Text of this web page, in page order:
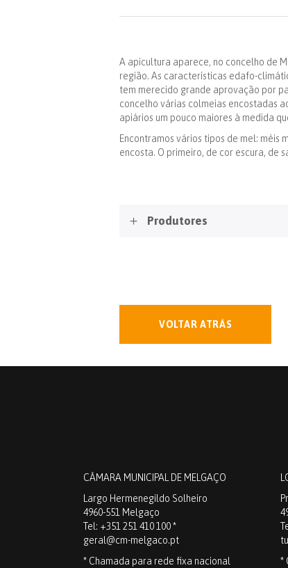
A apicultura aparece, no concelho de
região. As características edafo-
tem merecido grande aprovação por
concelho várias colmeias encostadas
apiários um pouco maiores à medida
Encontramos vários tipos de mel: méis
encosta. O primeiro, de cor escura, de
Produtores
VOLTAR ATRÁS
CÂMARA MUNICIPAL DE MELGAÇO
Largo Hermenegildo Solheiro
4960-551 Melgaço
Tel: +351 251 410 100 *
geral@cm-melgaco.pt
* Chamada para rede fixa nacional
*